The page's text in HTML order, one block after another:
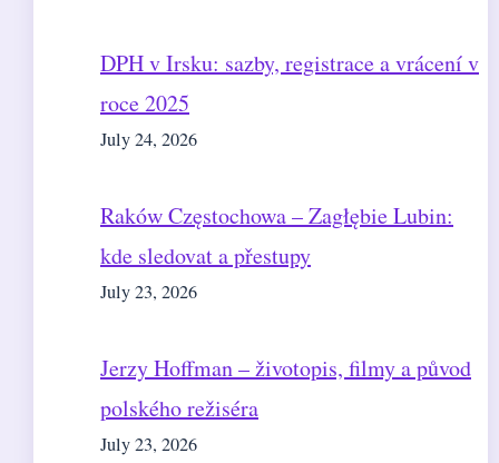
DPH v Irsku: sazby, registrace a vrácení v
roce 2025
July 24, 2026
Raków Częstochowa – Zagłębie Lubin:
kde sledovat a přestupy
July 23, 2026
Jerzy Hoffman – životopis, filmy a původ
polského režiséra
July 23, 2026